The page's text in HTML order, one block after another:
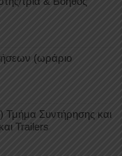
(ωράριο
Τμήμα Συντήρησης και
Trailers